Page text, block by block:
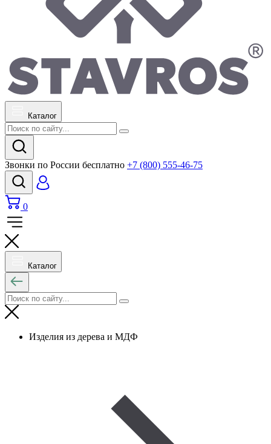
Каталог
Звонки по России бесплатно +7 (800) 555-46-75
0
Каталог
Изделия из дерева и МДФ